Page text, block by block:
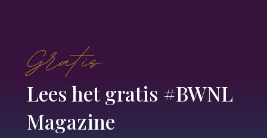
Gratis
Lees het gratis #BWNL
Magazine